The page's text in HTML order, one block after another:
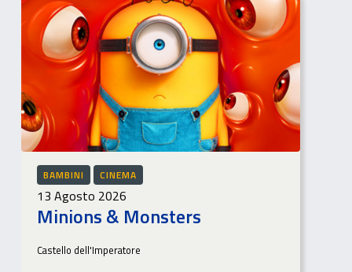
BAMBINI CINEMA
13 Agosto 2026
Minions & Monsters
Castello dell'Imperatore